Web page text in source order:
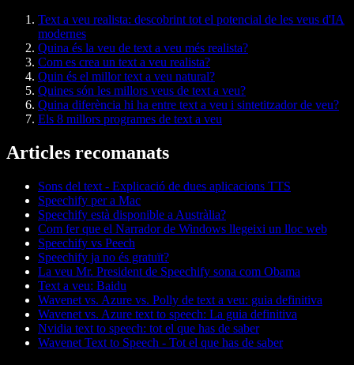
Text a veu realista: descobrint tot el potencial de les veus d'IA
modernes
Quina és la veu de text a veu més realista?
Com es crea un text a veu realista?
Quin és el millor text a veu natural?
Quines són les millors veus de text a veu?
Quina diferència hi ha entre text a veu i sintetitzador de veu?
Els 8 millors programes de text a veu
Articles recomanats
Sons del text - Explicació de dues aplicacions TTS
Speechify per a Mac
Speechify està disponible a Austràlia?
Com fer que el Narrador de Windows llegeixi un lloc web
Speechify vs Peech
Speechify ja no és gratuït?
La veu Mr. President de Speechify sona com Obama
Text a veu: Baidu
Wavenet vs. Azure vs. Polly de text a veu: guia definitiva
Wavenet vs. Azure text to speech: La guia definitiva
Nvidia text to speech: tot el que has de saber
Wavenet Text to Speech - Tot el que has de saber